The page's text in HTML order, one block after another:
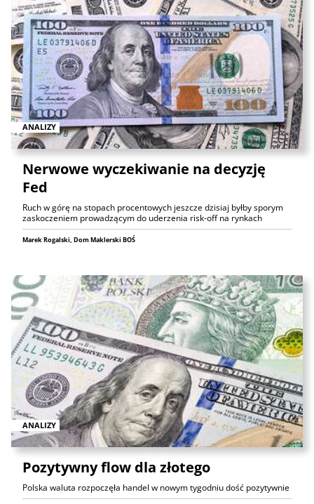
ANALIZY
Nerwowe wyczekiwanie na decyzję
Fed
Ruch w górę na stopach procentowych jeszcze dzisiaj byłby sporym
zaskoczeniem prowadzącym do uderzenia risk-off na rynkach
Marek Rogalski, Dom Maklerski BOŚ
ANALIZY
Pozytywny flow dla złotego
Polska waluta rozpoczęła handel w nowym tygodniu dość pozytywnie